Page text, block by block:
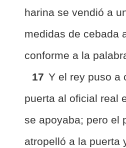
harina se vendió a
medidas de cebada
conforme a la
17 Y el rey puso a
puerta al oficial real
se apoyaba; pero el
atropelló a la puerta